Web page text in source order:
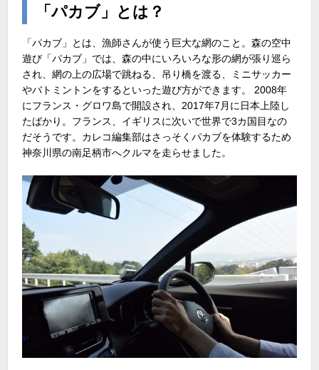
「パカブ」とは？
「パカブ」とは、漁師さんが使う巨大な網のこと。森の空中
遊び「パカブ」では、森の中にいろいろな形の網が張り巡ら
され、網の上の広場で跳ねる、吊り橋を渡る、ミニサッカー
やバトミントンをするといった遊び方ができます。 2008年
にフランス・グロワ島で開設され、2017年7月に日本上陸し
たばかり。フランス、イギリスに次いで世界で3カ国目なの
だそうです。カレコ編集部はさっそくパカブを体験するため
神奈川県の南足柄市へクルマを走らせました。